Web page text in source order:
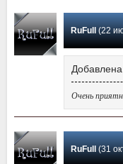
RuFull (22
Очень
RuFull (31